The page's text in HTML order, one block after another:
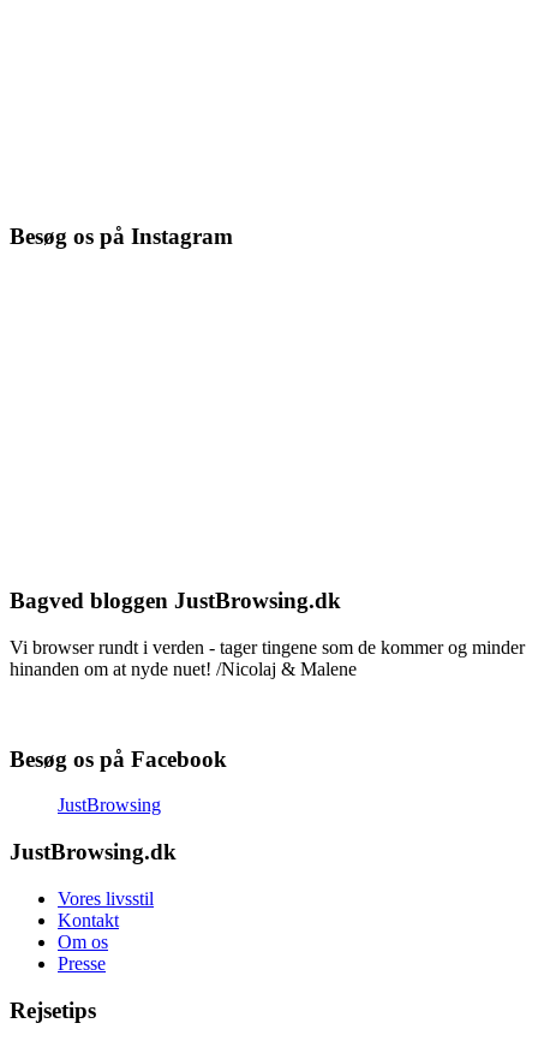
Besøg os på Instagram
Bagved bloggen JustBrowsing.dk
Vi browser rundt i verden - tager tingene som de kommer og minder
hinanden om at nyde nuet! /Nicolaj & Malene
Besøg os på Facebook
JustBrowsing
JustBrowsing.dk
Vores livsstil
Kontakt
Om os
Presse
Rejsetips